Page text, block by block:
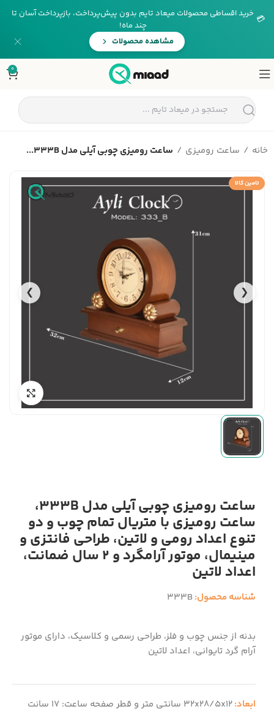
💳 خرید اقساطی محصولات میعاد تایم بدون پیش‌پرداخت، بازپرداخت آسان تا
چند ماه!
مشاهده محصولات
0
خانه ساعت رومیزی ساعت رومیزی چوبی آیلی مدل 333B...
تامین کالا
❮
❯
ساعت رومیزی چوبی آیلی مدل 333B،
ساعت رومیزی با متریال تمام چوب و دو
تنوع اعداد رومی و لاتین، طراحی فانتزی و
مینیمال، موتور آرامگرد و 2 سال ضمانت،
اعداد لاتین
شناسه محصول:333B
بدنه از جنس چوب و فلز، طراحی رسمی و کلاسیک، دارای موتور
آرام گرد تایوانی، اعداد لاتین
ابعاد:32x28/5x12 سانتی متر و قطر صفحه ساعت: 17 سانت